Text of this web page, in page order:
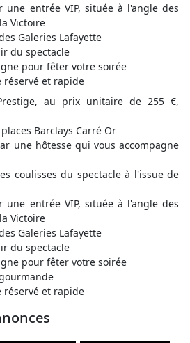
une entrée VIP, située à l'angle des
Victoire
Galeries Lafayette
du spectacle
pour fêter votre soirée
réservé et rapide
au prix unitaire de 255 €,
Barclays Carré Or
une hôtesse qui vous accompagne
coulisses du spectacle à l'issue de
une entrée VIP, située à l'angle des
Victoire
Galeries Lafayette
du spectacle
pour fêter votre soirée
réservé et rapide